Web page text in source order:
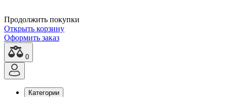
Продолжить покупки
Открыть корзину
Оформить заказ
0
Категории